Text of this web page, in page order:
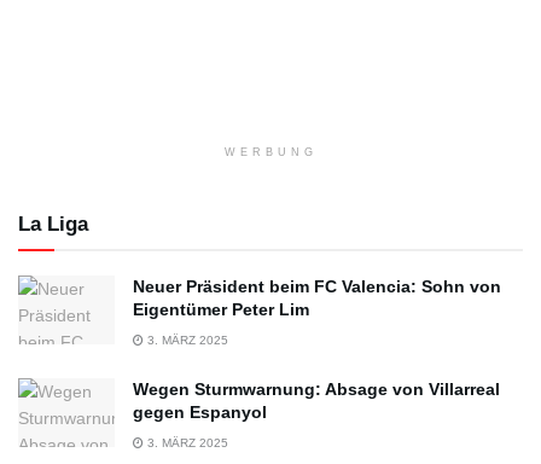
WERBUNG
La Liga
Neuer Präsident beim FC Valencia: Sohn von
Eigentümer Peter Lim
3. MÄRZ 2025
Wegen Sturmwarnung: Absage von Villarreal
gegen Espanyol
3. MÄRZ 2025